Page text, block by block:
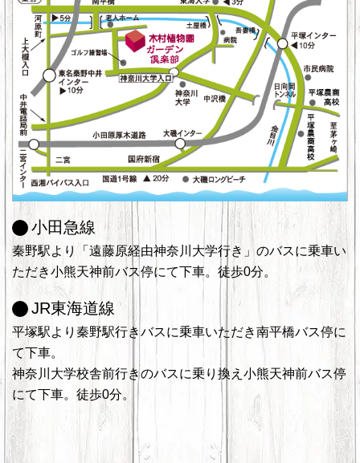
小田急線
秦野駅より「遠藤原経由神奈川大学行き」のバスに乗車い
ただき小熊天神前バス停にて下車。徒歩0分。
JR東海道線
平塚駅より秦野駅行きバスに乗車いただき南平橋バス停に
て下車。
神奈川大学校舎前行きのバスに乗り換え小熊天神前バス停
にて下車。徒歩0分。